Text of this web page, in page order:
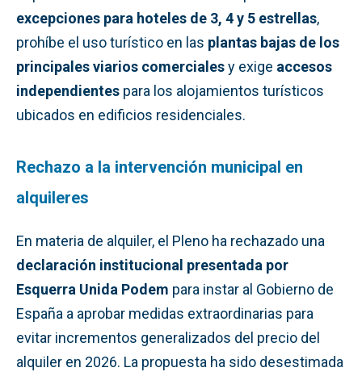
excepciones para hoteles de 3, 4 y 5 estrellas,
prohíbe el uso turístico en las plantas bajas de los
principales viarios comercialesy exige accesos
independientes para los alojamientos turísticos
ubicados en edificios residenciales.
Rechazo a la intervención municipal en
alquileres
En materia de alquiler, el Pleno ha rechazado una
declaración institucional presentada por
Esquerra Unida Podem para instar al Gobierno de
España a aprobar medidas extraordinarias para
evitar incrementos generalizados del precio del
alquiler en 2026. La propuesta ha sido desestimada